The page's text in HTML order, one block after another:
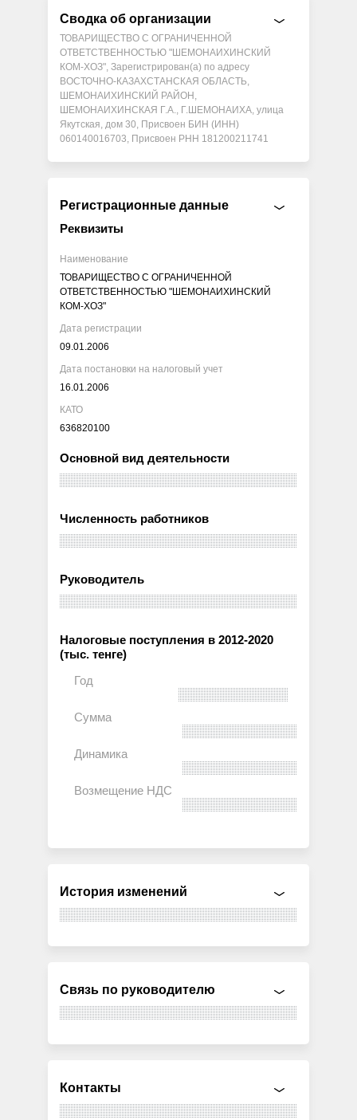
Сводка об организации
ТОВАРИЩЕСТВО С ОГРАНИЧЕННОЙ
ОТВЕТСТВЕННОСТЬЮ "ШЕМОНАИХИНСКИЙ
КОМ-ХОЗ", Зарегистрирован(а) по адресу
ВОСТОЧНО-КАЗАХСТАНСКАЯ ОБЛАСТЬ,
ШЕМОНАИХИНСКИЙ РАЙОН,
ШЕМОНАИХИНСКАЯ Г.А., Г.ШЕМОНАИХА, улица
Якутская, дом 30, Присвоен БИН (ИНН)
060140016703, Присвоен РНН 181200211741
Регистрационные данные
Реквизиты
Наименование
ТОВАРИЩЕСТВО С ОГРАНИЧЕННОЙ
ОТВЕТСТВЕННОСТЬЮ "ШЕМОНАИХИНСКИЙ
КОМ-ХОЗ"
Дата регистрации
09.01.2006
Дата постановки на налоговый учет
16.01.2006
КАТО
636820100
Основной вид деятельности
Численность работников
Руководитель
Налоговые поступления в 2012-2020
(тыс. тенге)
История изменений
Связь по руководителю
Контакты